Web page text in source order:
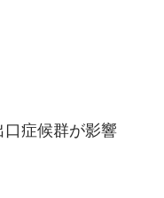
口症候群が影響